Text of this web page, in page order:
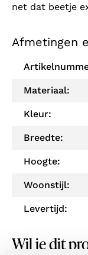
net dat beetje
Afmetingen
Materiaal:
Kleur:
Breedte:
Hoogte:
Woonstijl:
Levertijd:
Wil je dit